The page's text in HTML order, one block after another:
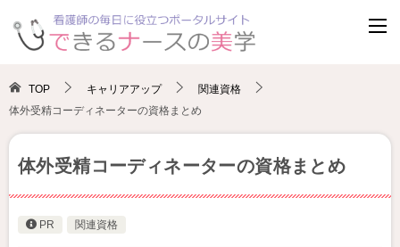
TOP キャリアアップ
関連資格
体外受精コーディネーターの資格まとめ
体外受精コーディネーターの資格まとめ
PR 関連資格